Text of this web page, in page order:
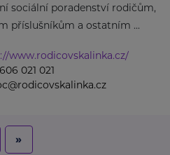
sociální poradenství rodičům,
příslušníkům a ostatním ...
www.rodicovskalinka.cz/
021 021
»